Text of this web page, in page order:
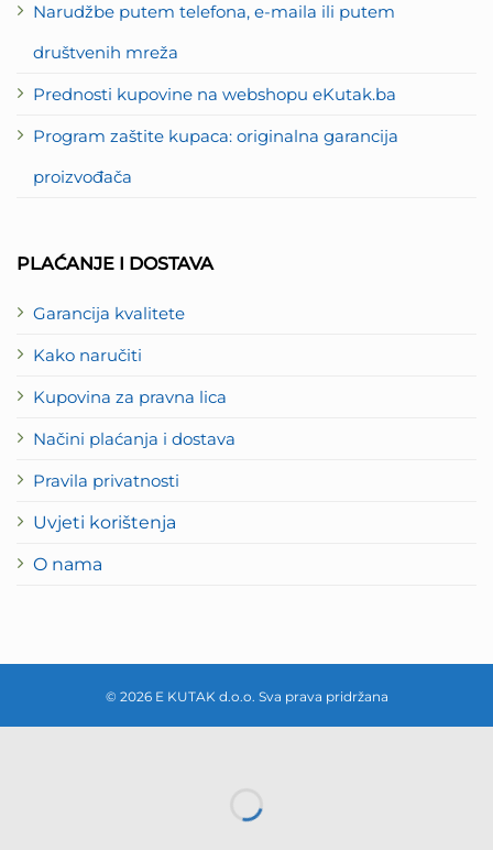
Narudžbe putem telefona, e-maila ili putem
društvenih mreža
Prednosti kupovine na webshopu eKutak.ba
Program zaštite kupaca: originalna garancija
proizvođača
PLAĆANJE I DOSTAVA
Garancija kvalitete
Kako naručiti
Kupovina za pravna lica
Načini plaćanja i dostava
Pravila privatnosti
Uvjeti korištenja
O nama
© 2026 E KUTAK d.o.o. Sva prava pridržana